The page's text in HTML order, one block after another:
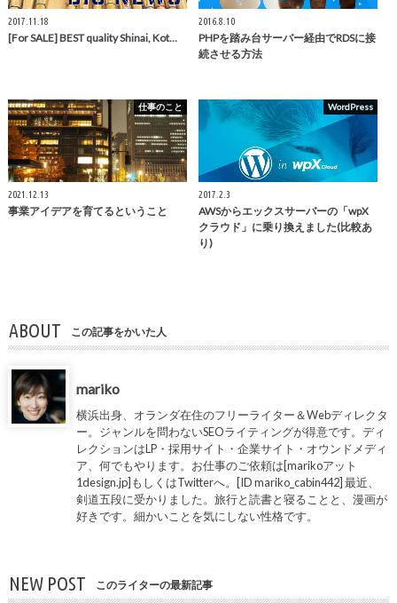
2017.11.18
[For SALE] BEST quality Shinai, Kot…
2016.8.10
PHPを踏み台サーバー経由でRDSに接
続させる方法
仕事のこと
2021.12.13
事業アイデアを育てるということ
WordPress
2017.2.3
AWSからエックスサーバーの「wpX
クラウド」に乗り換えました(比較あ
り)
ABOUT この記事をかいた人
mariko
横浜出身、オランダ在住のフリーライター＆Webディレクタ
ー。ジャンルを問わないSEOライティングが得意です。ディ
レクションはLP・採用サイト・企業サイト・オウンドメディ
ア、何でもやります。お仕事のご依頼は[marikoアット
1design.jp]もしくはTwitterへ。[ID mariko_cabin442] 最近、
剣道五段に受かりました。旅行と読書と寝ることと、漫画が
好きです。細かいことを気にしない性格です。
NEW POST このライターの最新記事